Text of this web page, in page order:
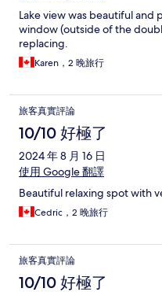
Lake view was beautiful and
window (outside of the
replacing.
Karen，2 晚旅行
旅客真實評論
10/10 好極了
2024 年 8 月 16 日
使用 Google 翻譯
Beautiful relaxing spot with
Cedric，2 晚旅行
旅客真實評論
10/10 好極了